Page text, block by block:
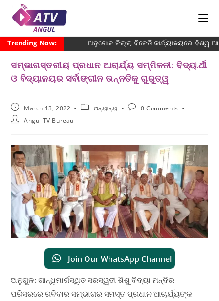
Trending Now: ଅନୁଗୋଳ ଜିଲ୍ଲା ବିଜେଡି କାର୍ଯ୍ୟାଳୟରେ ବିଶ୍ୱ
ସମ୍ଭାଗସ୍ତରୀୟ ପ୍ରଧାନ ଆଚାର୍ଯ୍ୟ ସମ୍ମିଳନୀ: ବିଦ୍ୟାର୍ଥୀ
ଓ ବିଦ୍ୟାଳୟର ସର୍ବାଙ୍ଗୀନ ଉନ୍ନତିକୁ ଗୁରୁତ୍ୱ
March 13, 2022 ଅନ୍ୟାନ୍ୟ
0 Comments
Angul TV Bureau
Join Our WhatsApp Channel
ଅନୁଗୁଳ: ଗାନ୍ଧିମାର୍ଗସ୍ଥିତ ସରସ୍ୱତୀ ଶିଶୁ ବିଦ୍ୟା ମନ୍ଦିର
ପରିସରରେ ରବିବାର ସମ୍ଭାଗର ସମସ୍ତ ପ୍ରଧାନ ଆଚାର୍ଯ୍ୟଙ୍କ